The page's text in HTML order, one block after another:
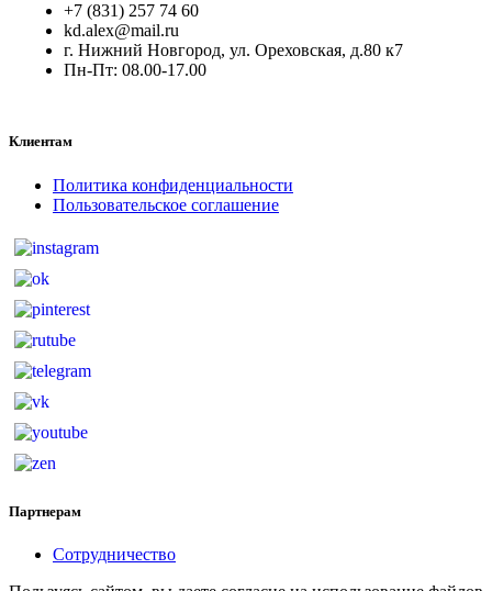
+7 (831) 257 74 60
kd.alex@mail.ru
г. Нижний Новгород, ул. Ореховская, д.80 к7
Пн-Пт: 08.00-17.00
Клиентам
Политика конфиденциальности
Пользовательское соглашение
Партнерам
Сотрудничество